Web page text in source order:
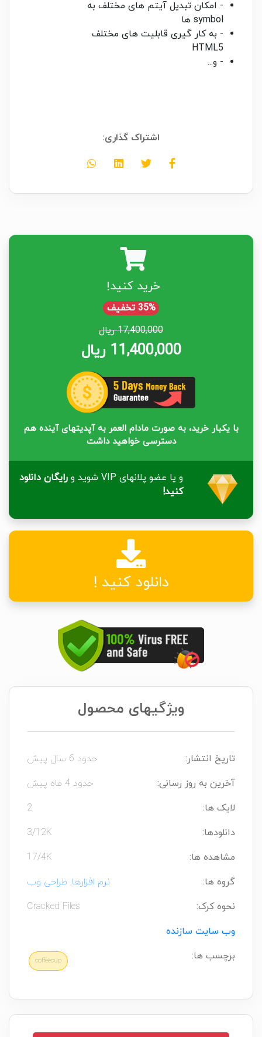
- امکان تبدیل آیتم های مختلف به
symbol ها
- به کار گیری قابلیت های مختلف
HTML5
- و...
اشتراک گذاری:
خرید کنید!
35% تخفیف
17,400,000 ریال
11,400,000 ریال
با یکبار خرید، به صورت مادام العمر به آپدیتهای آینده هم
دسترسی خواهید داشت
و یا عضو پلانهای VIP شوید و
رایگان دانلود
کنید!
دانلود کنید !
ویژگیهای محصول
تاریخ انتشار:
حدود 6 سال پیش
آخرین به روز رسانی:
حدود 4 ماه پیش
لایک ها:
2
دانلودها:
3/12K
مشاهده ها:
17/4K
گروه ها:
نرم افزارها, طراحی وب
نحوه کرک:
Cracked Files
وب سایت سازنده
برچسب ها:
coffeecup